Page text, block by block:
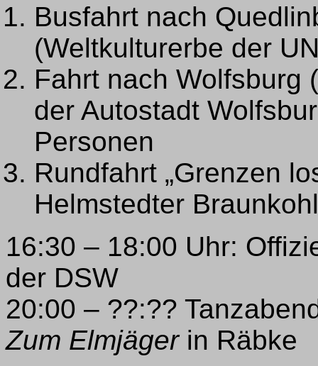
Busfahrt nach
(Weltkulturerbe der
Fahrt nach Wolfsburg
der Autostadt
Personen
Rundfahrt „Grenzen
Helmstedter
16:30 – 18:00 Uhr:
der DSW
20:00 – ??:??
Zum Elmjägerin Räbke